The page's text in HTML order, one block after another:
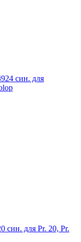
син. для
син. для Pr. 20, Pr.